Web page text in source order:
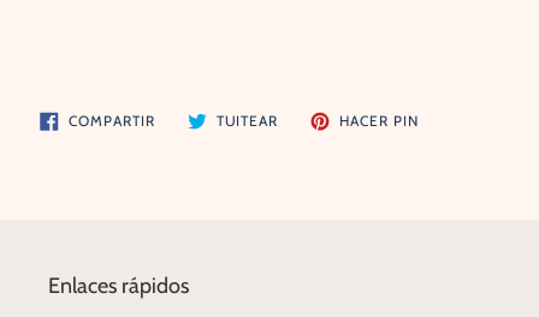
COMPARTIRCOMPARTIR
EN
TUITEAR TUITEAR HACER PINPINEAR
EN
Enlaces rápidos